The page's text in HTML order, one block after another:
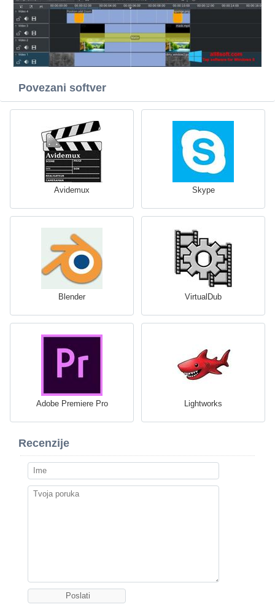
Povezani softver
Avidemux Skype
Blender VirtualDub
Adobe Premiere Pro Lightworks
Recenzije